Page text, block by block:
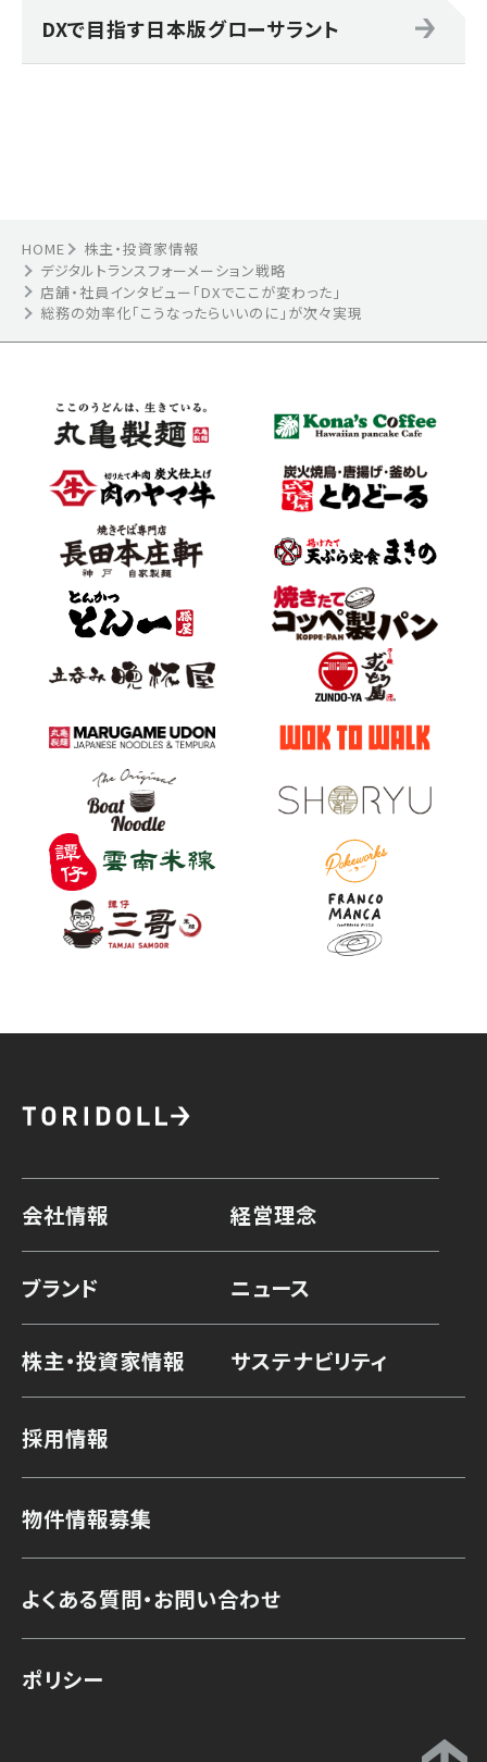
DXで目指す日本版グローサラント
HOME
株主・投資家情報
デジタルトランスフォーメーション戦略
店舗・社員インタビュー「DXでここが変わった」
総務の効率化「こうなったらいいのに」が次々実現
会社情報 経営理念
ブランド ニュース
株主・投資家情報 サステナビリティ
採用情報
物件情報募集
よくある質問・お問い合わせ
ポリシー